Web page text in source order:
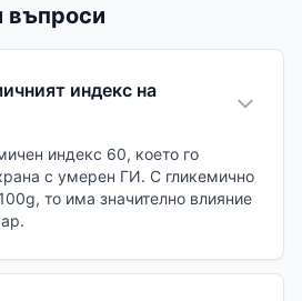
въпроси
индекс на
индекс 60, което го
с умерен ГИ. С гликемично
то има значително влияние